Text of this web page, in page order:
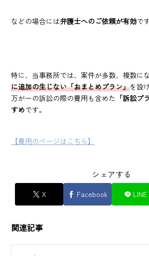
などの場合には弁護士へのご依頼が有効で
特に、当事務所では、案件が多数、複数に
に追加の生じない「おまとめプラン」を設
万が一の訴訟の際の費用も含めた 「訴訟プ
すめです。
【費用のページはこちら】
シェアする
X Facebook LINE
関連記事